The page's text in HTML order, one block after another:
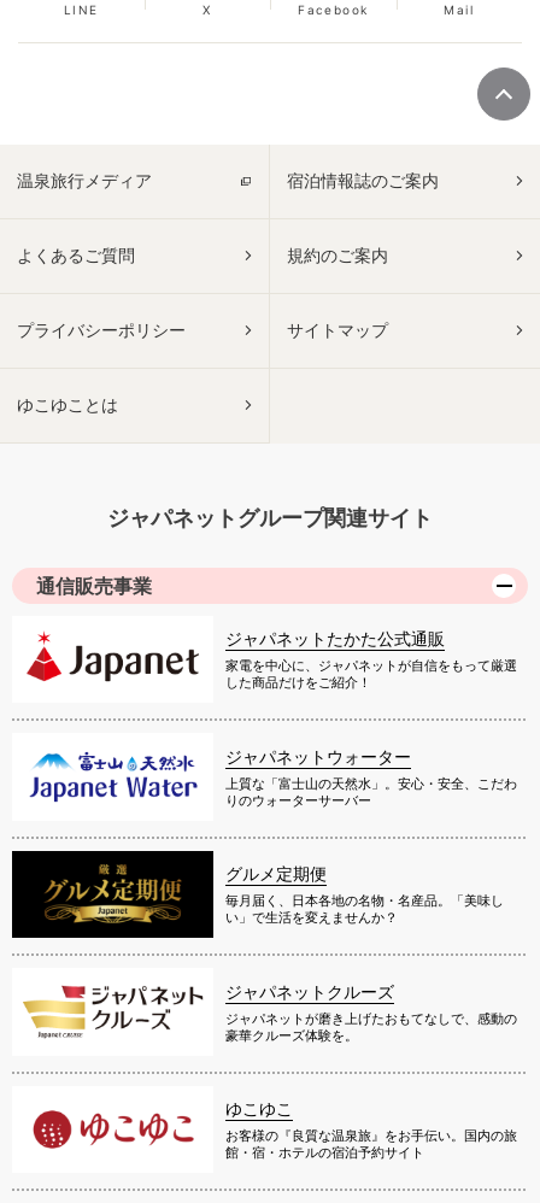
LINE X Facebook Mail
温泉旅行メディア 宿泊情報誌のご案内
よくあるご質問 規約のご案内
プライバシーポリシー サイトマップ
ゆこゆことは
ジャパネットグループ関連サイト
通信販売事業
ジャパネットたかた公式通販
家電を中心に、ジャパネットが自信をもって厳選
した商品だけをご紹介！
ジャパネットウォーター
上質な「富士山の天然水」。安心・安全、こだわ
りのウォーターサーバー
グルメ定期便
毎月届く、日本各地の名物・名産品。「美味し
い」で生活を変えませんか？
ジャパネットクルーズ
ジャパネットが磨き上げたおもてなしで、感動の
豪華クルーズ体験を。
ゆこゆこ
お客様の『良質な温泉旅』をお手伝い。国内の旅
館・宿・ホテルの宿泊予約サイト